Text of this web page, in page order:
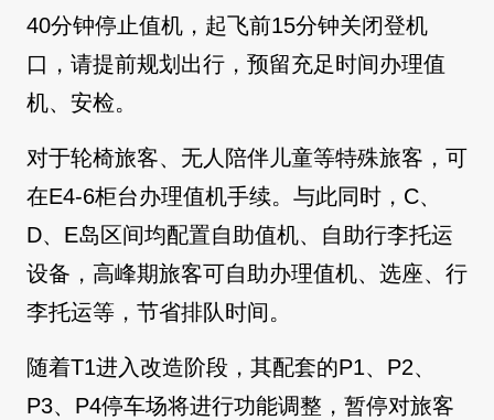
40分钟停止值机，起飞前15分钟关闭登机
口，请提前规划出行，预留充足时间办理值
机、安检。
对于轮椅旅客、无人陪伴儿童等特殊旅客，可
在E4-6柜台办理值机手续。与此同时，C、
D、E岛区间均配置自助值机、自助行李托运
设备，高峰期旅客可自助办理值机、选座、行
李托运等，节省排队时间。
随着T1进入改造阶段，其配套的P1、P2、
P3、P4停车场将进行功能调整，暂停对旅客